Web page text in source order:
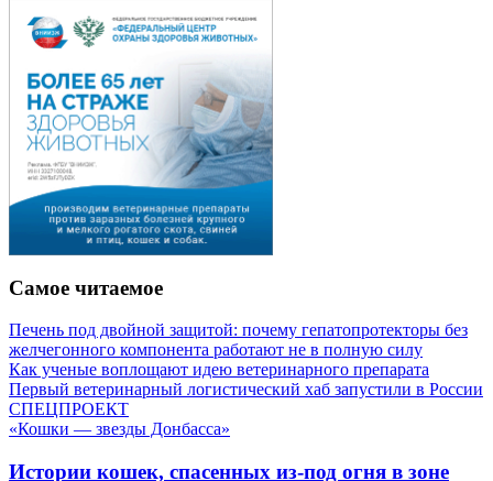
Самое читаемое
Печень под двойной защитой: почему гепатопротекторы без
желчегонного компонента работают не в полную силу
Как ученые воплощают идею ветеринарного препарата
Первый ветеринарный логистический хаб запустили в России
СПЕЦПРОЕКТ
«Кошки — звезды Донбасса»
Истории кошек, спасенных из-под огня в зоне